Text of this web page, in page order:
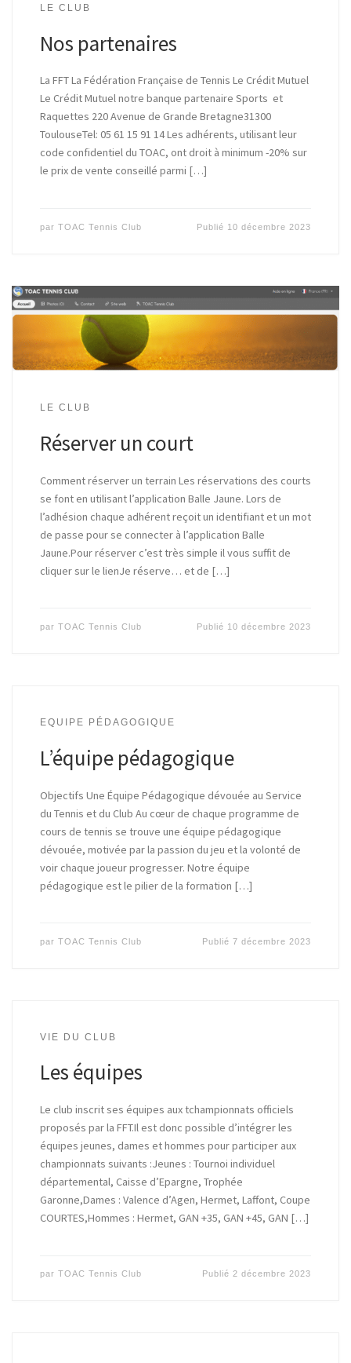
LE CLUB
Nos partenaires
La FFT La Fédération Française de Tennis Le Crédit Mutuel
Le Crédit Mutuel notre banque partenaire Sports et
Raquettes 220 Avenue de Grande Bretagne31300
ToulouseTel: 05 61 15 91 14 Les adhérents, utilisant leur
code confidentiel du TOAC, ont droit à minimum -20% sur
le prix de vente conseillé parmi […]
par TOAC Tennis Club Publié 10 décembre 2023
LE CLUB
Réserver un court
Comment réserver un terrain Les réservations des courts
se font en utilisant l’application Balle Jaune. Lors de
l’adhésion chaque adhérent reçoit un identifiant et un mot
de passe pour se connecter à l’application Balle
Jaune.Pour réserver c’est très simple il vous suffit de
cliquer sur le lienJe réserve… et de […]
par TOAC Tennis Club Publié 10 décembre 2023
EQUIPE PÉDAGOGIQUE
L’équipe pédagogique
Objectifs Une Équipe Pédagogique dévouée au Service
du Tennis et du Club Au cœur de chaque programme de
cours de tennis se trouve une équipe pédagogique
dévouée, motivée par la passion du jeu et la volonté de
voir chaque joueur progresser. Notre équipe
pédagogique est le pilier de la formation […]
par TOAC Tennis Club Publié7 décembre 2023
VIE DU CLUB
Les équipes
Le club inscrit ses équipes aux tchampionnats officiels
proposés par la FFT.Il est donc possible d’intégrer les
équipes jeunes, dames et hommes pour participer aux
championnats suivants :Jeunes : Tournoi individuel
départemental, Caisse d’Epargne, Trophée
Garonne,Dames : Valence d’Agen, Hermet, Laffont, Coupe
COURTES,Hommes : Hermet, GAN +35, GAN +45, GAN […]
par TOAC Tennis Club Publié2 décembre 2023